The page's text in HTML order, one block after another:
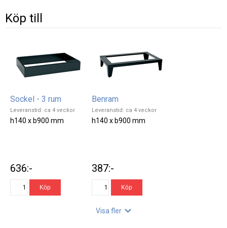
Köp till
Sockel - 3 rum
Leveranstid: ca 4 veckor
h140 x b900 mm
636:-
Benram
Leveranstid: ca 4 veckor
h140 x b900 mm
387:-
Visa fler